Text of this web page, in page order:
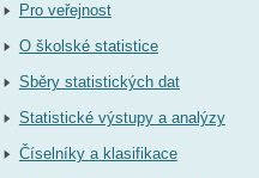
Pro veřejnost
O školské statistice
Sběry statistických dat
Statistické výstupy a analýzy
Číselníky a klasifikace